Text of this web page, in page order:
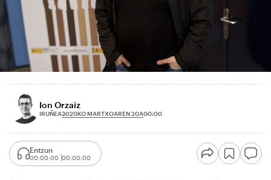
Ion Orzaiz
IRUÑEA2020KO MARTXOAREN 20A00:00
Entzun
00:00:00 00:00:00